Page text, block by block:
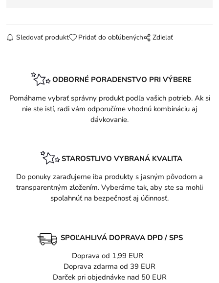
Sledovať produkt Pridať do obľúbených Zdielať
ODBORNÉ PORADENSTVO PRI VÝBERE
Pomáhame vybrať správny produkt podľa vašich potrieb. Ak si
nie ste istí, radi vám odporučíme vhodnú kombináciu aj
dávkovanie.
STAROSTLIVO VYBRANÁ KVALITA
Do ponuky zaraďujeme iba produkty s jasným pôvodom a
transparentným zložením. Vyberáme tak, aby ste sa mohli
spoľahnúť na bezpečnosť aj účinnosť.
SPOĽAHLIVÁ DOPRAVA DPD / SPS
Doprava od 1,99 EUR
Doprava zdarma od 39 EUR
Darček pri objednávke nad 50 EUR